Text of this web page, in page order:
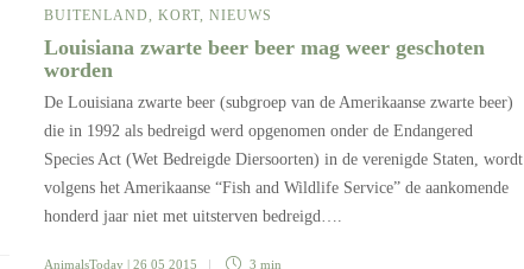
BUITENLAND, KORT, NIEUWS
Louisiana zwarte beer beer mag weer geschoten
worden
De Louisiana zwarte beer (subgroep van de Amerikaanse zwarte beer)
die in 1992 als bedreigd werd opgenomen onder de Endangered
Species Act (Wet Bedreigde Diersoorten) in de verenigde Staten, wordt
volgens het Amerikaanse “Fish and Wildlife Service” de aankomende
honderd jaar niet met uitsterven bedreigd….
AnimalsToday | 26 05 2015 3 min